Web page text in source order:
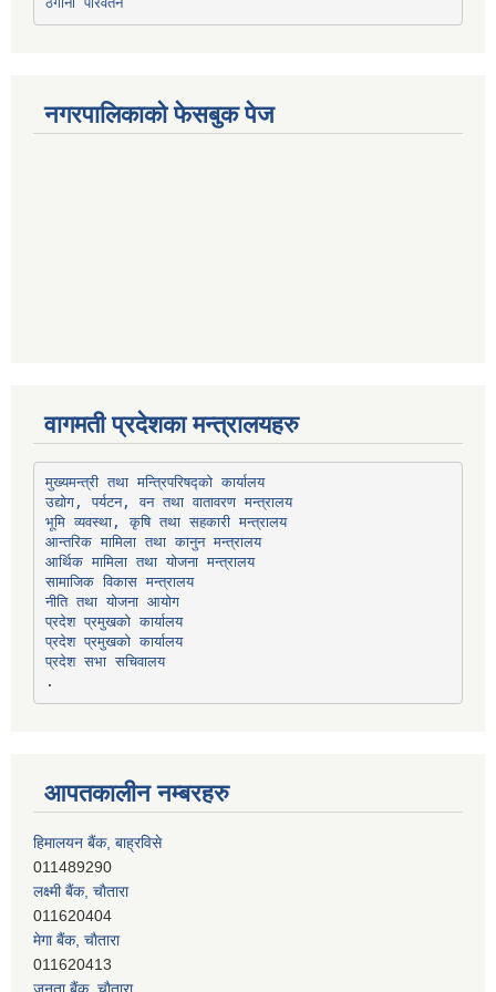
ठेगाना परिवर्तन
नगरपालिकाको फेसबुक पेज
वागमती प्रदेशका मन्त्रालयहरु
मुख्यमन्त्री तथा मन्त्रिपरिषद्को कार्यालय
उद्योग, पर्यटन, वन तथा वातावरण मन्त्रालय
भूमि व्यवस्था, कृषि तथा सहकारी मन्त्रालय
आन्तरिक मामिला तथा कानुन मन्त्रालय
आर्थिक मामिला तथा योजना मन्त्रालय
सामाजिक विकास मन्त्रालय
नीति तथा योजना आयोग
प्रदेश प्रमुखको कार्यालय
प्रदेश प्रमुखको कार्यालय
प्रदेश सभा सचिवालय
आपतकालीन नम्बरहरु
हिमालयन बैंक, बाह्रविसे
लक्ष्मी बैंक, चाैतारा
011620404
मेगा बैंक, चाैतारा
011620413
जनता बैंक, चाैतारा
011620406